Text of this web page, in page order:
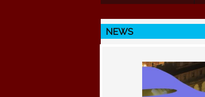
NEWS